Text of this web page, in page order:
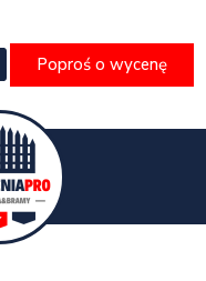
Poproś o wycenę